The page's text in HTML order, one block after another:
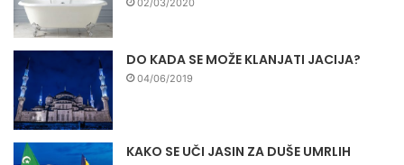
DO KADA SE MOŽE KLANJATI JACIJA?
04/06/2019
KAKO SE UČI JASIN ZA DUŠE UMRLIH